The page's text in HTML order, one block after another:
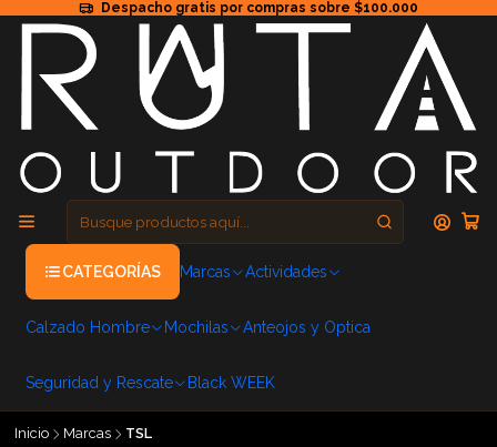
Despacho gratis por compras sobre $100.000
CATEGORÍAS Marcas Actividades
Calzado Hombre Mochilas Anteojos y Optica
Seguridad y Rescate Black WEEK
Inicio Marcas TSL